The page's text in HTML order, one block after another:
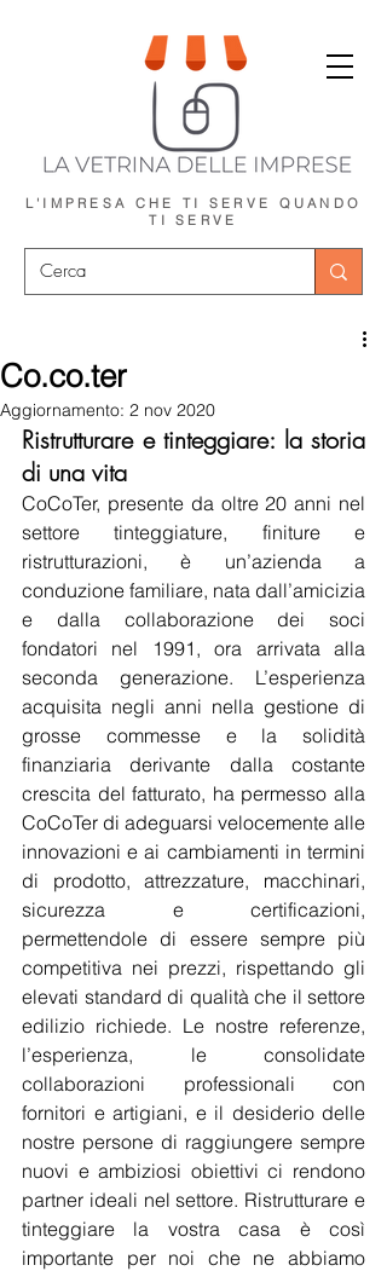
L'IMPRESA CHE TI SERVE QUANDO
TI SERVE
Co.co.ter
Aggiornamento: 2 nov 2020
Ristrutturare e tinteggiare: la storia
di una vita
CoCoTer, presente da oltre 20 anni nel
settore tinteggiature, finiture e
ristrutturazioni, è un’azienda a
conduzione familiare, nata dall’amicizia
e dalla collaborazione dei soci
fondatori nel 1991, ora arrivata alla
seconda generazione. L’esperienza
acquisita negli anni nella gestione di
grosse commesse e la solidità
finanziaria derivante dalla costante
crescita del fatturato, ha permesso alla
CoCoTer di adeguarsi velocemente alle
innovazioni e ai cambiamenti in termini
di prodotto, attrezzature, macchinari,
sicurezza e certificazioni,
permettendole di essere sempre più
competitiva nei prezzi, rispettando gli
elevati standard di qualità che il settore
edilizio richiede. Le nostre referenze,
l’esperienza, le consolidate
collaborazioni professionali con
fornitori e artigiani, e il desiderio delle
nostre persone di raggiungere sempre
nuovi e ambiziosi obiettivi ci rendono
partner ideali nel settore. Ristrutturare e
tinteggiare la vostra casa è così
importante per noi che ne abbiamo